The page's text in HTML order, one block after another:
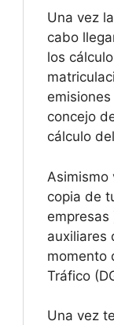
Una vez
cabo
los
concejo
cálculo
Asimismo
copia de
auxiliares
momento
Tráfico
Una vez